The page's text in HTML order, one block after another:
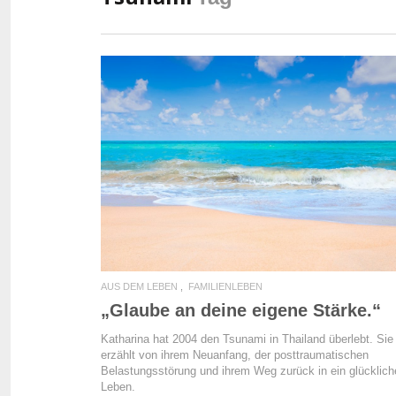
READ MORE
AUS DEM LEBEN FAMILIENLEBEN
„Glaube an deine eigene Stärke.“
Katharina hat 2004 den Tsunami in Thailand überlebt. Sie
erzählt von ihrem Neuanfang, der posttraumatischen
Belastungsstörung und ihrem Weg zurück in ein
Leben.